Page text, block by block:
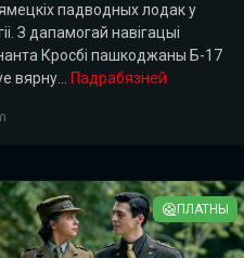
падводных лодак у
З дапамогай навігацыі
Кросбі пашкоджаны Б-17
вярну... Падрабязней
ПЛАТНЫ